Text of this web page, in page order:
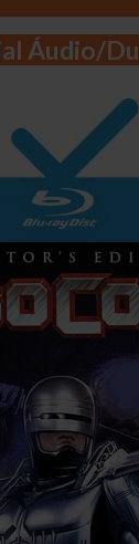
Áudio/